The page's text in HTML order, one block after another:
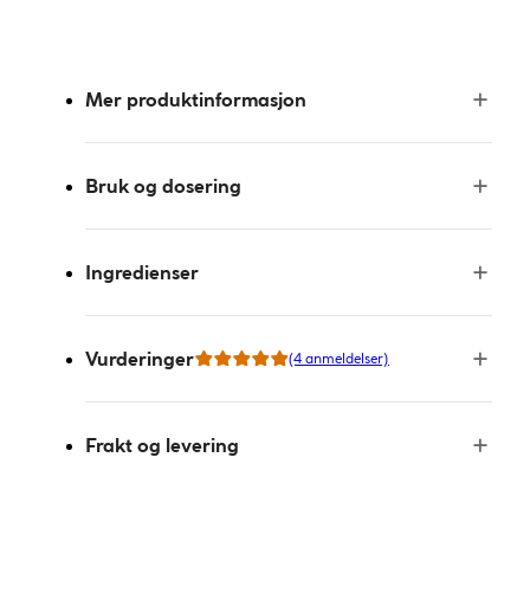
Mer produktinformasjon
Bruk og dosering
Ingredienser
Vurderinger (4 anmeldelser)
Frakt og levering